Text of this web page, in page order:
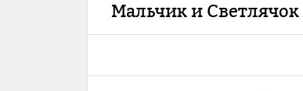
Мальчик и Светлячок